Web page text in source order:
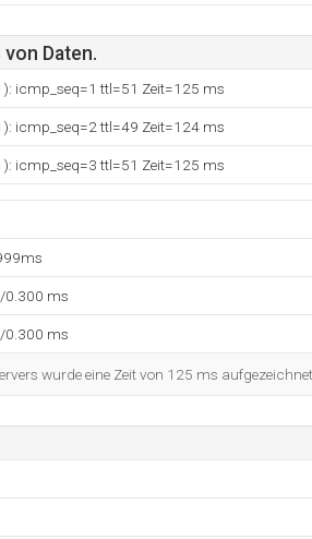
von Daten.
icmp_seq=1 ttl=51 Zeit=125 ms
icmp_seq=2 ttl=49 Zeit=124 ms
icmp_seq=3 ttl=51 Zeit=125 ms
ms
ms
wurde eine Zeit von 125 ms aufgezeichnet.